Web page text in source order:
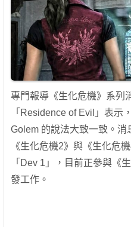
專門報導《生化危機》系列
「Residence of Evil」表示
Golem 的說法大致一致。消
《生化危機2》與《生化危
「Dev 1」，目前正參與《
發工作。